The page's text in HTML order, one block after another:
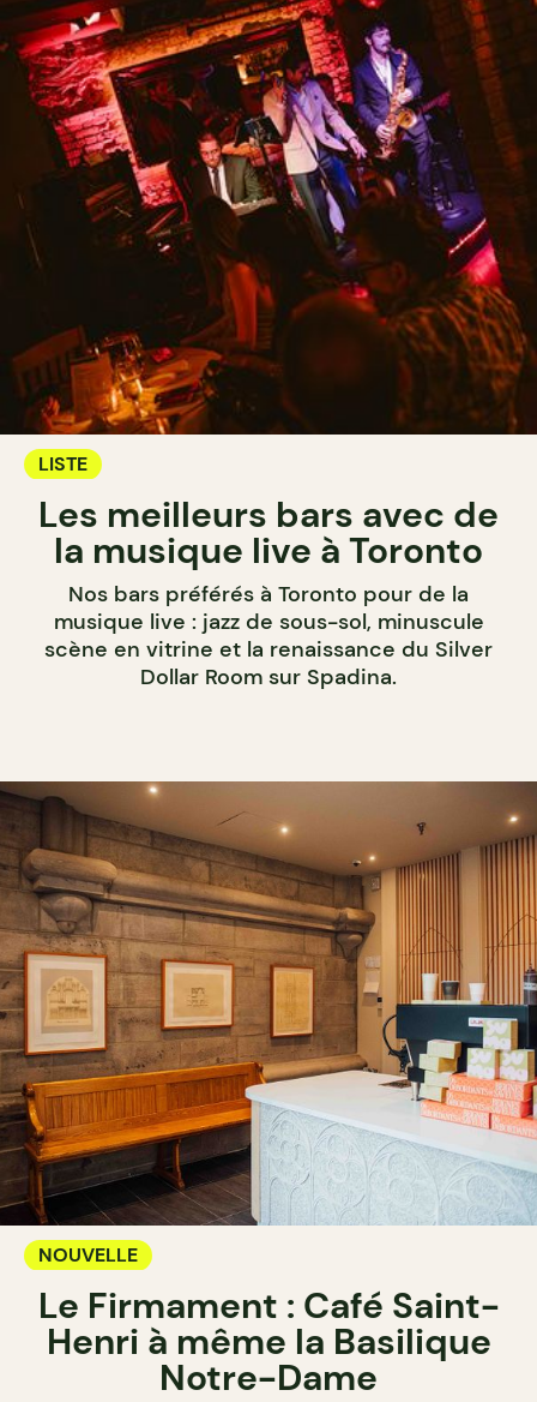
LISTE
Les meilleurs bars avec de
la musique live à Toronto
Nos bars préférés à Toronto pour de la
musique live : jazz de sous-sol, minuscule
scène en vitrine et la renaissance du Silver
Dollar Room sur Spadina.
NOUVELLE
Le Firmament : Café Saint-
Henri à même la Basilique
Notre-Dame